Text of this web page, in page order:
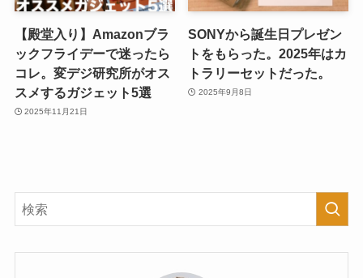
【殿堂入り】Amazonブラ
ックフライデーで迷ったら
コレ。変デジ研究所がオス
スメするガジェット5選
2025年11月21日
SONYから誕生日プレゼン
トをもらった。2025年はカ
トラリーセットだった。
2025年9月8日